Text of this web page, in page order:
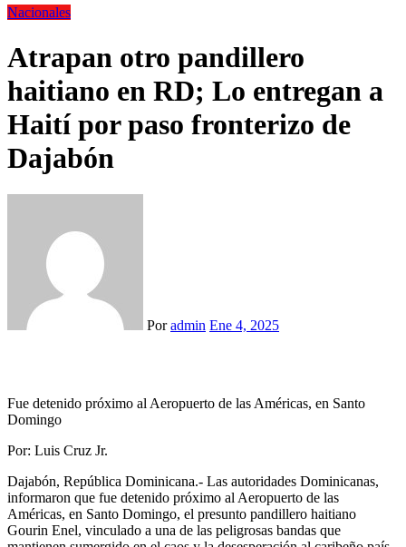
Nacionales
Atrapan otro pandillero
haitiano en RD; Lo entregan a
Haití por paso fronterizo de
Dajabón
Poradmin Ene 4, 2025
Fue detenido próximo al Aeropuerto de las Américas, en Santo
Domingo
Por: Luis Cruz Jr.
Dajabón, República Dominicana.- Las autoridades Dominicanas,
informaron que fue detenido próximo al Aeropuerto de las
Américas, en Santo Domingo, el presunto pandillero haitiano
Gourin Enel, vinculado a una de las peligrosas bandas que